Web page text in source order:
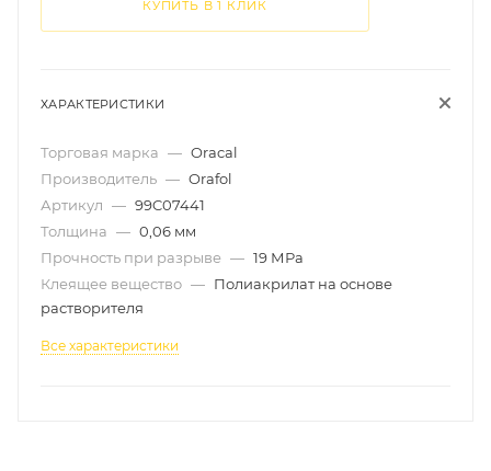
КУПИТЬ В 1 КЛИК
ХАРАКТЕРИСТИКИ
Торговая марка — Oracal
Производитель — Orafol
Артикул — 99C07441
Толщина — 0,06 мм
Прочность при разрыве — 19 МРа
Клеящее вещество — Полиакрилат на основе
растворителя
Все характеристики